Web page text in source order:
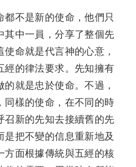
不是新的使命，他們只
其中一員，分享了整個先
命就是代言神的心意，
經的律法要求。先知擁有
就是忠於使命。不過，
同樣的使命，在不同的時
召新的先知去接續舊的先
把不變的信息重新地及
方面根據傳統與五經的核